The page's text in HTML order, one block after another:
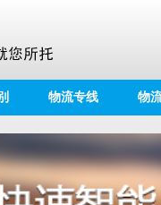
物流专线 物